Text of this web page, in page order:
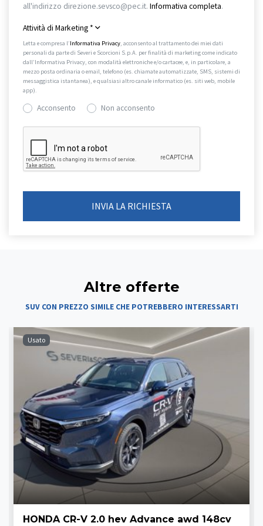
all'indirizzo direzione.sevsco@pec.it. Informativa completa.
Attività di Marketing *
Letta e compresa l’Informativa Privacy, acconsento al trattamento dei miei dati
personali da parte di Severi e Scorcioni S.p.A. per finalità di marketing come indicato
dall’Informativa Privacy, con modalità elettroniche e/o cartacee, e, in particolare, a
mezzo posta ordinaria o email, telefono (es. chiamate automatizzate, SMS, sistemi di
messaggistica istantanea), e qualsiasi altro canale informatico (es. siti web, mobile
app).
Acconsento Non acconsento
Altre offerte
SUV CON PREZZO SIMILE CHE POTREBBERO INTERESSARTI
Usato
HONDA CR-V 2.0 hev Advance awd 148cv